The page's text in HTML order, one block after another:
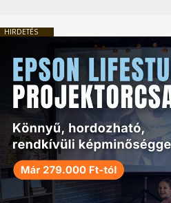
HIRDETÉS